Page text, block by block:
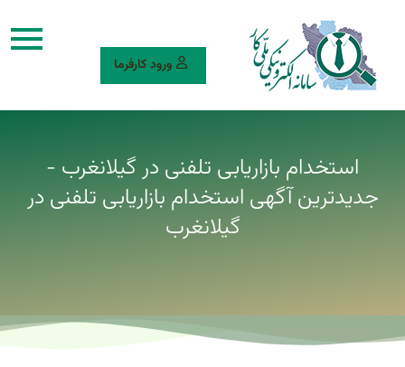
ورود کارفرما
استخدام بازاریابی تلفنی در گیلانغرب -
جدیدترین آگهی استخدام بازاریابی تلفنی در
گیلانغرب